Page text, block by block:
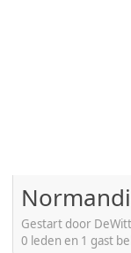
Gestart door
0 leden en 1 gast